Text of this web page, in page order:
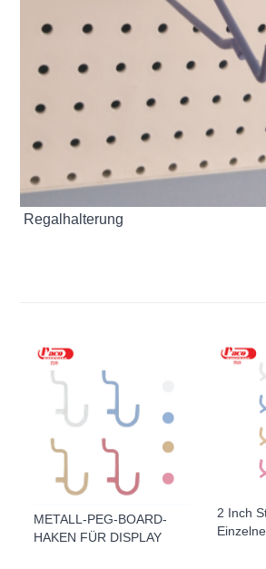
Regalhalterung
METALL-PEG-BOARD-
HAKEN FÜR DISPLAY
2 Inch